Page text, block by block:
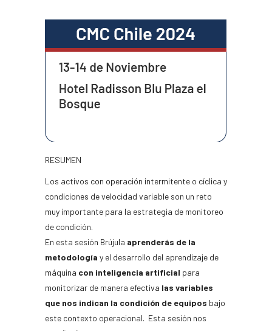
RESUMEN
Los activos con operación intermitente o cíclica y
condiciones de velocidad variable son un reto
muy importante para la estrategia de monitoreo
de condición.
En esta sesión Brújula aprenderás de la
metodología y el desarrollo del aprendizaje de
máquina con inteligencia artificial para
monitorizar de manera efectiva las variables
que nos indican la condición de equipos bajo
este contexto operacional. Esta sesión nos